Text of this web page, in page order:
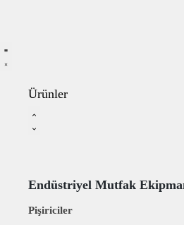
Ürünler
Endüstriyel Mutfak
Pişiriciler